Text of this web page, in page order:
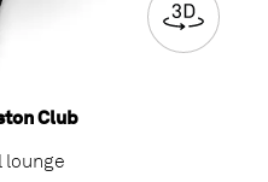
Club
lounge